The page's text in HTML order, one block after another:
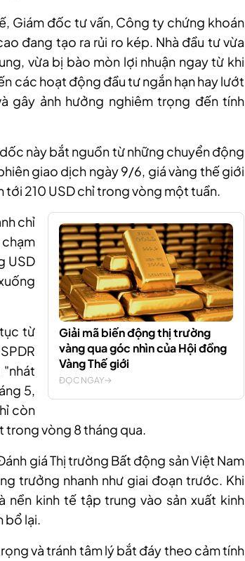
Giám đốc tư vấn, Công ty chứng khoán
đang tạo ra rủi ro kép. Nhà đầu tư vừa
vừa bị bào mòn lợi nhuận ngay từ khi
các hoạt động đầu tư ngắn hạn hay lướt
gây ảnh hưởng nghiêm trọng đến tính
này bắt nguồn từ những chuyển động
giao dịch ngày 9/6, giá vàng thế giới
210 USD chỉ trong vòng một tuần.
Giải mã biến động thị trường
vàng qua góc nhìn của Hội đồng
Vàng Thế giới
ĐỌC NGAY
chỉ
chạm
USD
từ
5,
còn
trong vòng 8 tháng qua.
giá Thị trường Bất động sản Việt Nam
trưởng nhanh như giai đoạn trước. Khi
nền kinh tế tập trung vào sản xuất kinh
bổ lại.
và tránh tâm lý bắt đáy theo cảm tính